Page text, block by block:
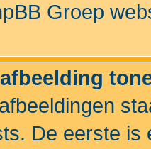
Groep
De eerste